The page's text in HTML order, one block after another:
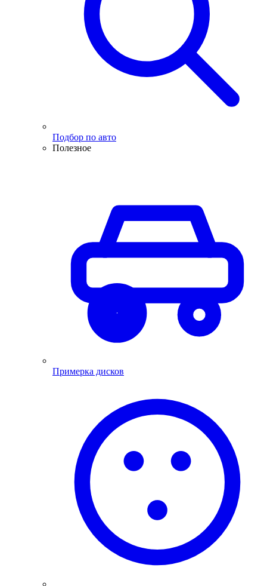
Подбор по авто
Полезное
Примерка дисков